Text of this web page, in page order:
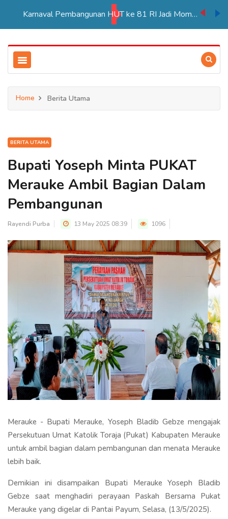
Karnaval Pembangunan HUT ke 81 RI Jadi Momentum Perkuat Persatuan di Merauke
Home Berita Utama
BERITA UTAMA
Bupati Yoseph Minta PUKAT
Merauke Ambil Bagian Dalam
Pembangunan
Rayendi Purba 13 May 2025 08:39 1096
Merauke - Bupati Merauke, Yoseph Bladib Gebze mengajak
Persekutuan Umat Katolik Toraja (Pukat) Kabupaten Merauke
untuk ambil bagian dalam pembangunan dan menata Merauke
lebih baik.
Demikian ini disampaikan Bupati Merauke Yoseph Bladib
Gebze saat menghadiri perayaan Paskah Bersama Pukat
Merauke yang digelar di Pantai Payum, Selasa, (13/5/2025).